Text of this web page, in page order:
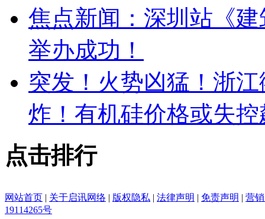
焦点新闻：深圳站《
举办成功！
突发！火势凶猛！浙
炸！有机硅价格或失
点击排行
网站首页 | 关于启讯网络 | 版权隐私 | 法律声明 | 免责声明 | 营
19114265号